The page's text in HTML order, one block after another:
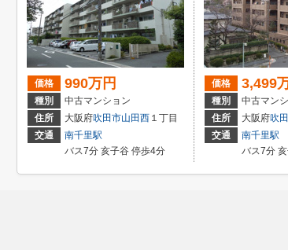
価格 990万円
種別
中古マンション
住所
大阪府吹田市山田西 １丁目
交通
南千里駅
バス7分 亥子谷 停歩4分
価格 3,499
種別
中古マン
住所
大阪府吹
交通
南千里駅
バス7分